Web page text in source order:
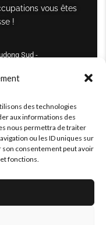
des technologies
aux informations des
nous permettra de traiter
ou les ID uniques sur
son consentement peut avoir
fonctions.
vous êtes
!
Sud -